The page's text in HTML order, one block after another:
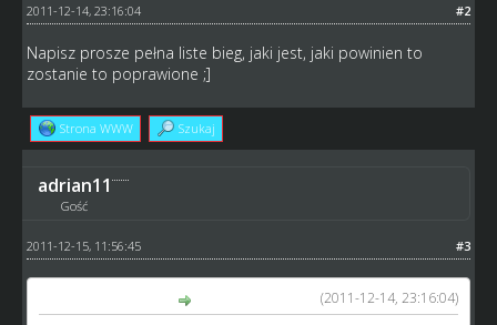
#2
2011-12-14, 23:16:04
Napisz prosze pełna liste bieg, jaki jest, jaki powinien to
zostanie to poprawione ;]
Strona WWW Szukaj
adrian11
Gość
#3
2011-12-15, 11:56:45
(2011-12-14, 23:16:04)